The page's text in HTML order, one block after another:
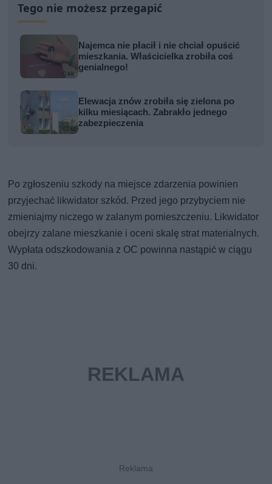
Tego nie możesz przegapić
Najemca nie płacił i nie chciał opuścić
mieszkania. Właścicielka zrobiła coś
genialnego!
Elewacja znów zrobiła się zielona po
kilku miesiącach. Zabrakło jednego
zabezpieczenia
Po zgłoszeniu szkody na miejsce zdarzenia powinien
przyjechać likwidator szkód. Przed jego przybyciem nie
zmieniajmy niczego w zalanym pomieszczeniu. Likwidator
obejrzy zalane mieszkanie i oceni skalę strat materialnych.
Wypłata odszkodowania z OC powinna nastąpić w ciągu
30 dni.